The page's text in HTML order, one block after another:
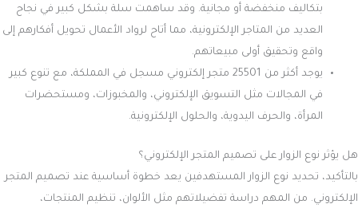
بتكاليف منخفضة أو مجانية. وقد ساهمت سلة بشكل كبير في نجاح
العديد من المتاجر الإلكترونية، مما أتاح لرواد الأعمال تحويل أفكارهم إلى
واقع وتحقيق أولى مبيعاتهم.
يوجد أكثر من 25501 متجر إلكتروني مسجل في المملكة، مع تنوع كبير
في المجالات مثل التسويق الإلكتروني، والمخبوزات، ومستحضرات
المرأة، والحرف اليدوية، والحلول الإلكترونية.
هل يؤثر نوع الزوار على تصميم المتجر الإلكتروني؟
بالتأكيد، تحديد نوع الزوار المستهدفين يعد خطوة أساسية عند تصميم المتجر
الإلكتروني. من المهم دراسة تفضيلاتهم مثل الألوان، تنظيم المنتجات،